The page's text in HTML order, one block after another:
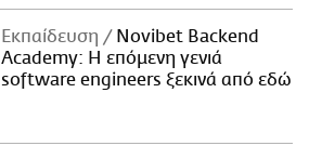
Εκπαίδευση
Novibet Backend
Academy: Η επόμενη γενιά
software engineers ξεκινά από εδώ